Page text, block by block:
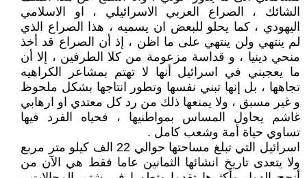
الشائك ، الصراع العربي الاسرائيلي ، او الاسلامي
اليهودي ، كما يحلو للبعض ان يسميه ، هذا الصراع الذي
لم ينتهي ولن ينتهي على ما اظن ، إذ أن الصراع قد أخذ
منحي دينيا ، و قداسة مزعومة من كلا الطرفين ، إلا أن
ما يعجبني في اسرائيل أنها لا تهتم بمشاعر الكراهيه
تجاهها ، بل إنها تبني نفسها وتطور انتاجها بشكل ملحوظ
و غير مسبق ، ولا يمنعها ذلك من رد كل معتدي او ارهابي
غاشم يحاول المساس بمواطنيها ، فحياه الفرد فيها
تساوي حياة أمة وشعب كامل .
اسرائيل التي تبلغ مساحتها حوالي 22 الف كيلو متر مربع
ولا يتعدى تاريخ انشائها الثمانين عاما فقط هي الآن من